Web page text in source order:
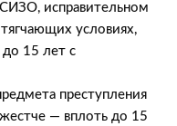
исправительном
условиях,
до 15 лет с
преступления
— вплоть до 15